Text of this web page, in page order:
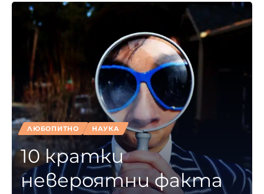
ЛЮБОПИТНО НАУКА
10 кратки
невероятни факта